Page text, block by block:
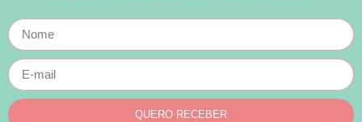
QUERO RECEBER